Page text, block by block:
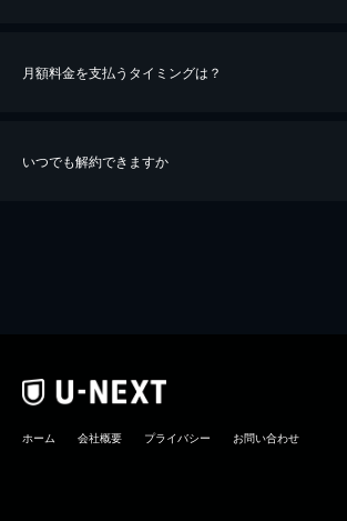
※40％ポイント還元の対象は、クレジットカード決済による作品
iOSアプリのUコイン決済による作品の購入 / レンタルは、20
月額料金を支払うタイミングは？
いつでも解約できますか
ホーム 会社概要 プライバシー お問い合わせ